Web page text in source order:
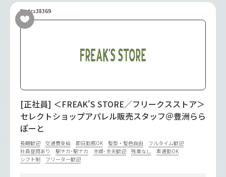
No.tcs38369
[正社員] ＜FREAK'S STORE／フリークスストア＞
セレクトショップアパレル販売スタッフ＠豊洲らら
ぽーと
長期歓迎 交通費支給 即日勤務OK 髪型・髪色自由
フルタイム歓迎
社員登用あり
駅チカ･駅ナカ 主婦･主夫歓迎 残業なし
車通勤OK
シフト制
フリーター歓迎